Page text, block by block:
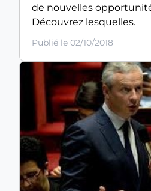
de nouvelles
Découvrez lesquelles.
Publié le 02/10/2018